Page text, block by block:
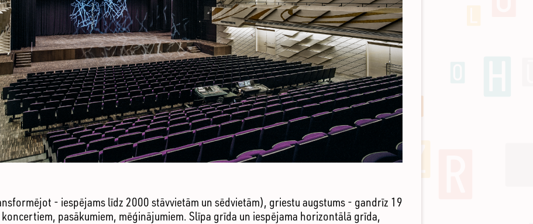
- iespējams līdz 2000 stāvvietām un sēdvietām), griestu augstums - gandrīz 19
pasākumiem, mēģinājumiem. Slīpa grīda un iespējama horizontālā grīda,